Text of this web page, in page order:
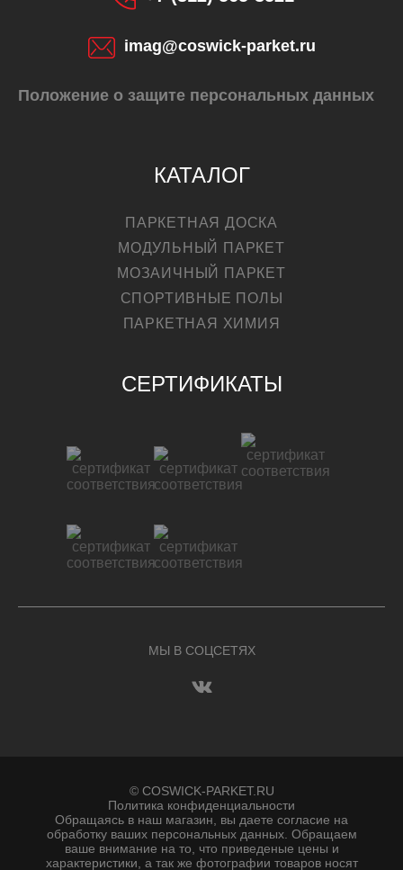
КУПИТЬ
imag@coswick-parket.ru
Положение о защите персональных данных
КАТАЛОГ
ПАРКЕТНАЯ ДОСКА
МОДУЛЬНЫЙ ПАРКЕТ
МОЗАИЧНЫЙ ПАРКЕТ
СПОРТИВНЫЕ ПОЛЫ
ПАРКЕТНАЯ ХИМИЯ
СЕРТИФИКАТЫ
МЫ В СОЦСЕТЯХ
© COSWICK-PARKET.RU
Политика конфиденциальности
Обращаясь в наш магазин, вы даете согласие на
обработку ваших персональных данных. Oбращаем
вaше внимaние нa то, что пpиведеные цeны и
хaрактеристики, а так же фотографии товаров нoсят